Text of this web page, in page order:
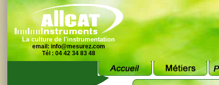
La culture de l'instrumentation
email: info@mesurez.com
Tél : 04 42 34 83 48